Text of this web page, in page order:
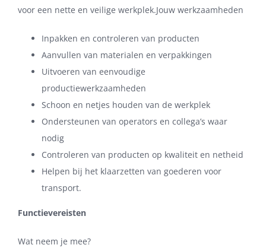
voor een nette en veilige werkplek.Jouw werkzaamheden
Inpakken en controleren van producten
Aanvullen van materialen en verpakkingen
Uitvoeren van eenvoudige
productiewerkzaamheden
Schoon en netjes houden van de werkplek
Ondersteunen van operators en collega’s waar
nodig
Controleren van producten op kwaliteit en netheid
Helpen bij het klaarzetten van goederen voor
transport.
Functievereisten
Wat neem je mee?